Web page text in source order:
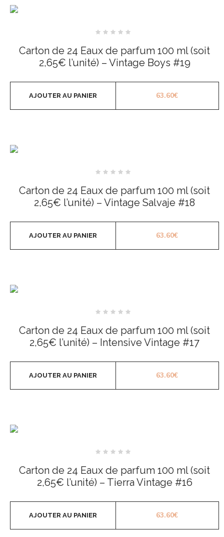
sur
5
Carton de 24 Eaux de parfum 100 ml (soit
2,65€ l’unité) – Vintage Boys #19
63.60€
AJOUTER AU PANIER
sur
5
Carton de 24 Eaux de parfum 100 ml (soit
2,65€ l’unité) – Vintage Salvaje #18
63.60€
AJOUTER AU PANIER
sur
5
Carton de 24 Eaux de parfum 100 ml (soit
2,65€ l’unité) – Intensive Vintage #17
63.60€
AJOUTER AU PANIER
sur
5
Carton de 24 Eaux de parfum 100 ml (soit
2,65€ l’unité) – Tierra Vintage #16
63.60€
AJOUTER AU PANIER